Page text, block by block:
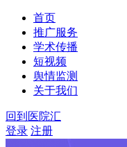
首页
推广服务
学术传播
短视频
舆情监测
关于我们
回到医院汇
登录 注册